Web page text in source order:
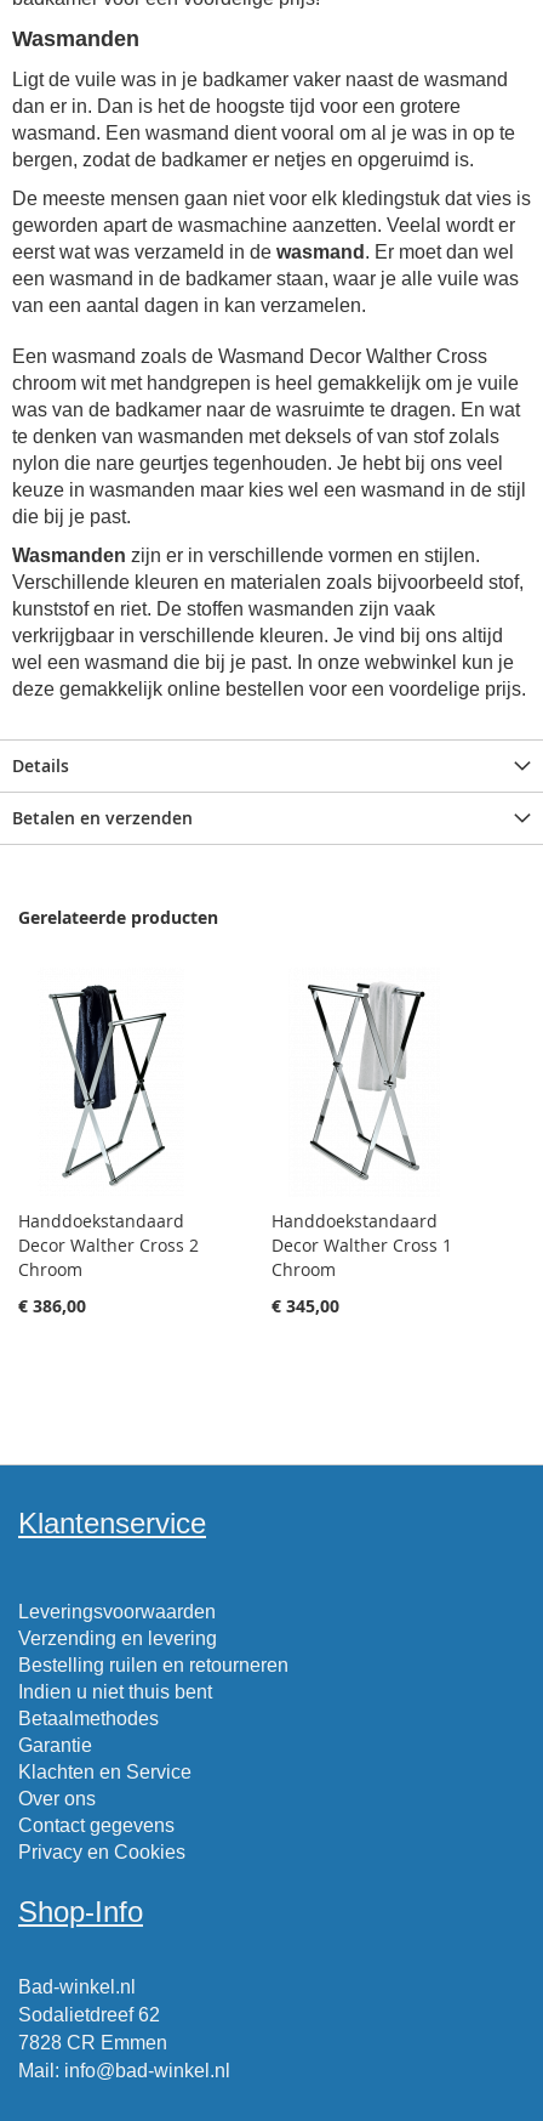
Wasmanden
Ligt de vuile was in je badkamer vaker naast de wasmand
dan er in. Dan is het de hoogste tijd voor een grotere
wasmand. Een wasmand dient vooral om al je was in op te
bergen, zodat de badkamer er netjes en opgeruimd is.
De meeste mensen gaan niet voor elk kledingstuk dat vies is
geworden apart de wasmachine aanzetten. Veelal wordt er
eerst wat was verzameld in de wasmand . Er moet dan wel
een wasmand in de badkamer staan, waar je alle vuile was
van een aantal dagen in kan verzamelen.
Een wasmand zoals de Wasmand Decor Walther Cross
chroom wit met handgrepen is heel gemakkelijk om je vuile
was van de badkamer naar de wasruimte te dragen. En wat
te denken van wasmanden met deksels of van stof zolals
nylon die nare geurtjes tegenhouden. Je hebt bij ons veel
keuze in wasmanden maar kies wel een wasmand in de stijl
die bij je past.
Wasmanden zijn er in verschillende vormen en stijlen.
Verschillende kleuren en materialen zoals bijvoorbeeld stof,
kunststof en riet. De stoffen wasmanden zijn vaak
verkrijgbaar in verschillende kleuren. Je vind bij ons altijd
wel een wasmand die bij je past. In onze webwinkel kun je
deze gemakkelijk online bestellen voor een voordelige prijs.
Details
Betalen en verzenden
Gerelateerde producten
Handdoekstandaard
Decor Walther Cross 2
Chroom
€ 386,00
Handdoekstandaard
Decor Walther Cross 1
Chroom
€ 345,00
Klantenservice
Leveringsvoorwaarden
Verzending en levering
Bestelling ruilen en retourneren
Indien u niet thuis bent
Betaalmethodes
Garantie
Klachten en Service
Over ons
Contact gegevens
Privacy en Cookies
Shop-Info
Bad-winkel.nl
Sodalietdreef 62
7828 CR Emmen
Mail : info@bad-winkel.nl